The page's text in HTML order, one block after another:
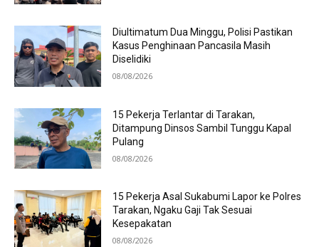
Diultimatum Dua Minggu, Polisi Pastikan
Kasus Penghinaan Pancasila Masih
Diselidiki
08/08/2026
15 Pekerja Terlantar di Tarakan,
Ditampung Dinsos Sambil Tunggu Kapal
Pulang
08/08/2026
15 Pekerja Asal Sukabumi Lapor ke Polres
Tarakan, Ngaku Gaji Tak Sesuai
Kesepakatan
08/08/2026